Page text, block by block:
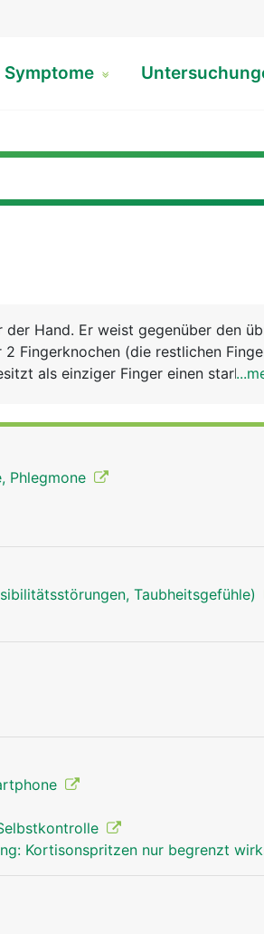
Symptome
Hand. Er weist gegenüber den
Fingerknochen (die restlichen
als einziger Finger einen starken
Phlegmone
Taubheitsgefühle)
Kortisonspritzen nur begrenzt